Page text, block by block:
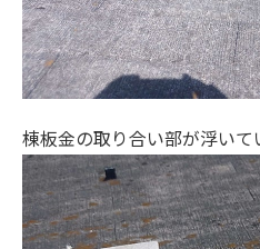
棟板金の取り合い部が浮い